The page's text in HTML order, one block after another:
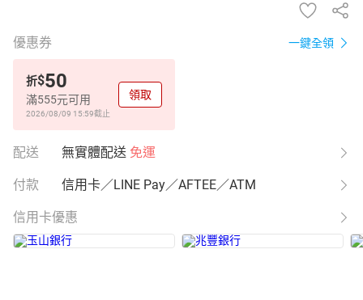
優惠券 一鍵全領
折$50
滿555元可用
2026/08/09 15:59截止
領取
配送 無實體配送 免運
付款 信用卡／LINE Pay／AFTEE／ATM
信用卡優惠